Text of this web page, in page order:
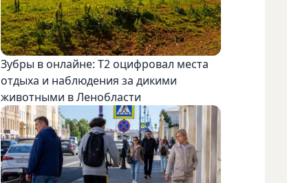
Зубры в онлайне: Т2 оцифровал места
отдыха и наблюдения за дикими
животными в Ленобласти